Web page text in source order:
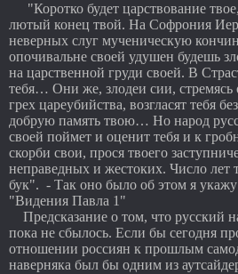
"Коротко будет царствование
лютый конец твой. На Софрония
неверных слуг мученическую
опочивальне своей удушен будешь
на царственной груди своей. В
тебя… Они же, злодеи сии, стремясь
грех цареубийства, возгласят тебя
добрую память твою… Но народ
своей поймет и оценит тебя и к
скорби свои, прося твоего
неправедных и жестоких. Число лет
бук". - Так оно было об этом я
"Видения Павла 1"
Предсказание о том, что русский
пока не сбылось. Если бы сегодня
отношении россиян к прошлым
наверняка был бы одним из